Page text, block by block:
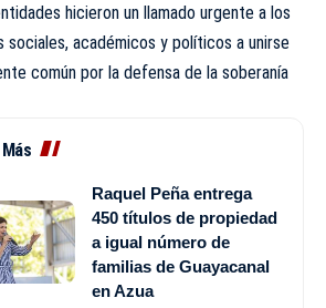
hicieron un llamado urgente a los
sociales, académicos y políticos a unirse
común por la defensa de la soberanía
Raquel Peña entrega
450 títulos de propiedad
a igual número de
familias de Guayacanal
en Azua